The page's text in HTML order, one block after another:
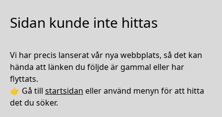
Sidan kunde inte hittas
Vi har precis lanserat vår nya webbplats, så det kan
hända att länken du följde är gammal eller har
flyttats.
👉 Gå till startsidan eller använd menyn för att hitta
det du söker.